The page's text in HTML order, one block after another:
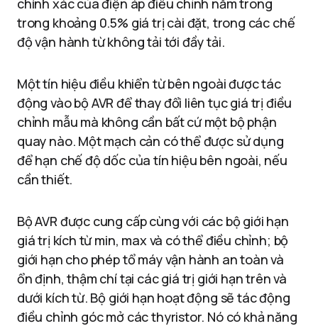
chính xác của điện áp điều chỉnh nằm trong
trong khoảng 0.5% giá trị cài đặt, trong các chế
độ vận hành từ không tải tới đầy tải.
Một tín hiệu điều khiển từ bên ngoài được tác
động vào bộ AVR để thay đổi liên tục giá trị điều
chỉnh mẫu mà không cần bất cứ một bộ phận
quay nào. Một mạch cản có thể được sử dụng
để hạn chế độ dốc của tín hiệu bên ngoài, nếu
cần thiết.
Bộ AVR được cung cấp cùng với các bộ giới hạn
giá trị kích từ min, max và có thể điều chỉnh; bộ
giới hạn cho phép tổ máy vận hành an toàn và
ổn định, thậm chí tại các giá trị giới hạn trên và
dưới kích từ. Bộ giới hạn hoạt động sẽ tác động
điều chỉnh góc mở các thyristor. Nó có khả năng